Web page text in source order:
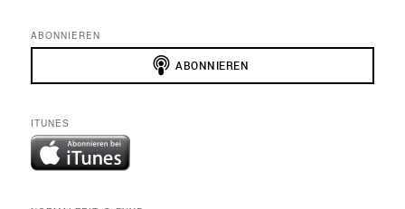
ABONNIEREN
ITUNES